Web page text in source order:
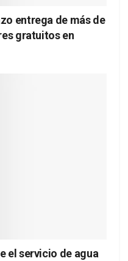
entrega de más de
gratuitos en
el servicio de agua